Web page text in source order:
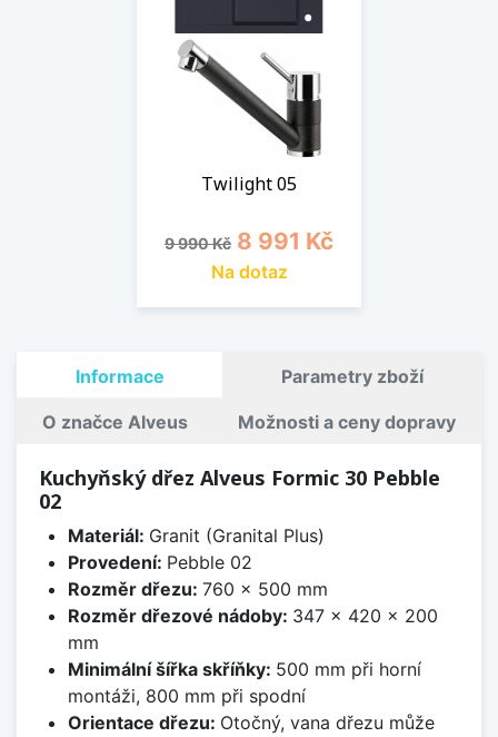
Twilight 05
Běžná cena
9 990 Kč Cena
8 991 Kč
Na dotaz
Informace Parametry zboží
O značce Alveus Možnosti a ceny dopravy
Kuchyňský dřez Alveus Formic 30 Pebble
02
Materiál: Granit (Granital Plus)
Provedení: Pebble 02
Rozměr dřezu: 760 x 500 mm
Rozměr dřezové nádoby: 347 x 420 x 200
mm
Minimální šířka skříňky: 500 mm při horní
montáži, 800 mm při spodní
Orientace dřezu: Otočný, vana dřezu může